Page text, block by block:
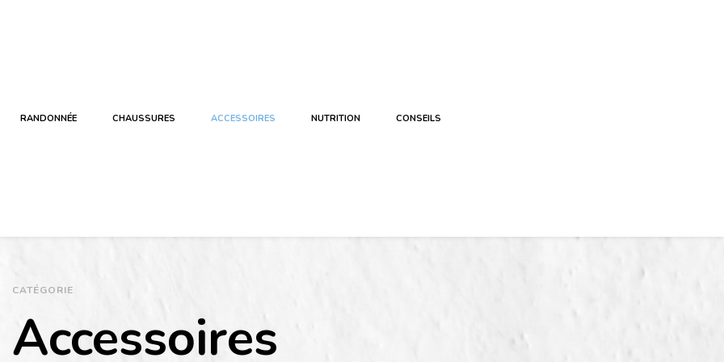
RANDONNÉE CHAUSSURES ACCESSOIRES NUTRITION CONSEILS
CATÉGORIE
Accessoires